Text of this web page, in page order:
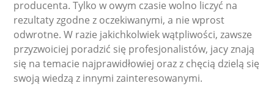
producenta. Tylko w owym czasie wolno liczyć na
rezultaty zgodne z oczekiwanymi, a nie wprost
odwrotne. W razie jakichkolwiek wątpliwości, zawsze
przyzwoiciej poradzić się profesjonalistów, jacy znają
się na temacie najprawidłowiej oraz z chęcią dzielą się
swoją wiedzą z innymi zainteresowanymi.